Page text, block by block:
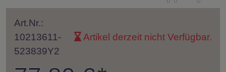
Art.Nr.:
10213611-
523839Y2
Artikel derzeit nicht Verfügbar.